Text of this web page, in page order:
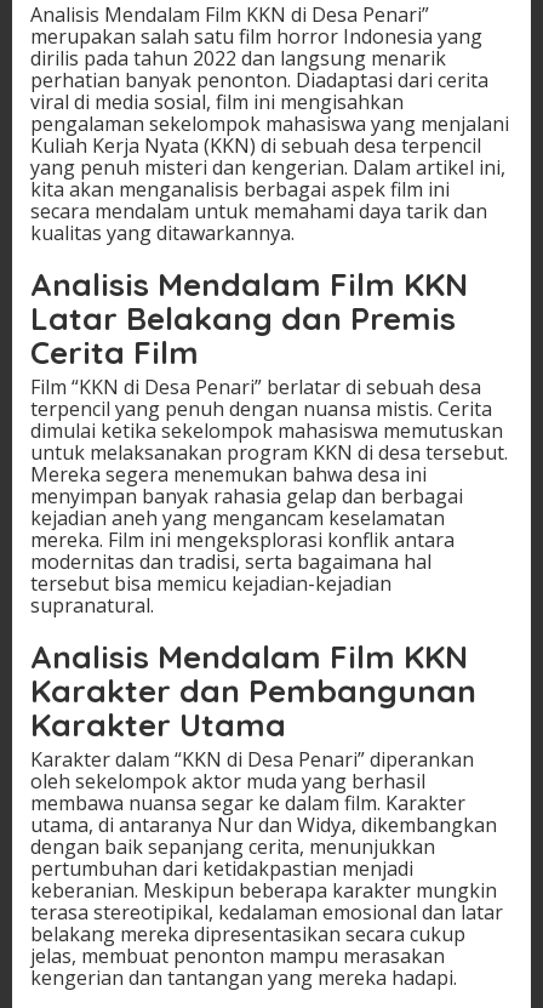
Analisis Mendalam Film KKN di Desa Penari”
merupakan salah satu film horror Indonesia yang
dirilis pada tahun 2022 dan langsung menarik
perhatian banyak penonton. Diadaptasi dari cerita
viral di media sosial, film ini mengisahkan
pengalaman sekelompok mahasiswa yang menjalani
Kuliah Kerja Nyata (KKN) di sebuah desa terpencil
yang penuh misteri dan kengerian. Dalam artikel ini,
kita akan menganalisis berbagai aspek film ini
secara mendalam untuk memahami daya tarik dan
kualitas yang ditawarkannya.
Analisis Mendalam Film KKN
Latar Belakang dan Premis
Cerita Film
Film “KKN di Desa Penari” berlatar di sebuah desa
terpencil yang penuh dengan nuansa mistis. Cerita
dimulai ketika sekelompok mahasiswa memutuskan
untuk melaksanakan program KKN di desa tersebut.
Mereka segera menemukan bahwa desa ini
menyimpan banyak rahasia gelap dan berbagai
kejadian aneh yang mengancam keselamatan
mereka. Film ini mengeksplorasi konflik antara
modernitas dan tradisi, serta bagaimana hal
tersebut bisa memicu kejadian-kejadian
supranatural.
Analisis Mendalam Film KKN
Karakter dan Pembangunan
Karakter Utama
Karakter dalam “KKN di Desa Penari” diperankan
oleh sekelompok aktor muda yang berhasil
membawa nuansa segar ke dalam film. Karakter
utama, di antaranya Nur dan Widya, dikembangkan
dengan baik sepanjang cerita, menunjukkan
pertumbuhan dari ketidakpastian menjadi
keberanian. Meskipun beberapa karakter mungkin
terasa stereotipikal, kedalaman emosional dan latar
belakang mereka dipresentasikan secara cukup
jelas, membuat penonton mampu merasakan
kengerian dan tantangan yang mereka hadapi.